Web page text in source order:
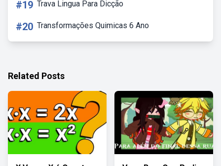
#19 Trava Lingua Para Dicção
#20 Transformações Quimicas 6 Ano
Related Posts